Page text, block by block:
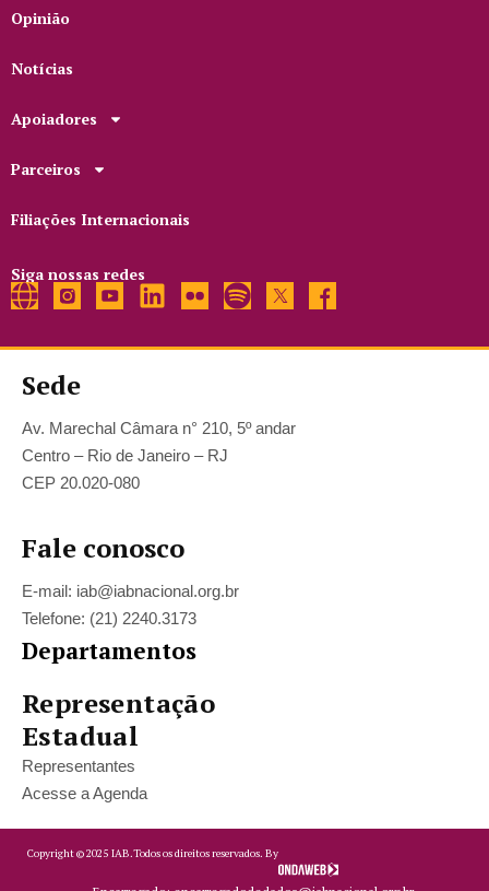
Opinião
Notícias
Apoiadores
Parceiros
Filiações Internacionais
Siga nossas redes
Sede
Av. Marechal Câmara n° 210, 5º andar
Centro – Rio de Janeiro – RJ
CEP 20.020-080
Fale conosco
E-mail: iab@iabnacional.org.br
Telefone: (21) 2240.3173
Departamentos
Representação
Estadual
Representantes
Acesse a Agenda
Copyright ©2025 IAB.Todos os direitos reservados. By